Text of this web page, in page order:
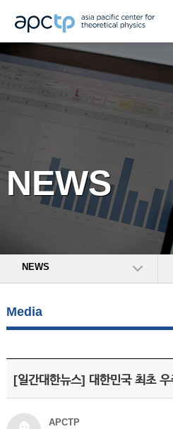
NEWS
NEWS
Media
[일간대한뉴스] 대한민국 최초
APCTP